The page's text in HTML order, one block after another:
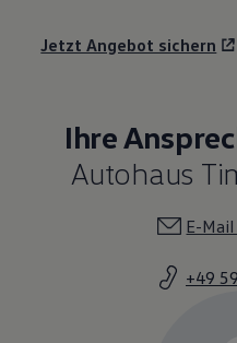
Jetzt Angebot sichern
Ihre
Autohaus
E-
+49